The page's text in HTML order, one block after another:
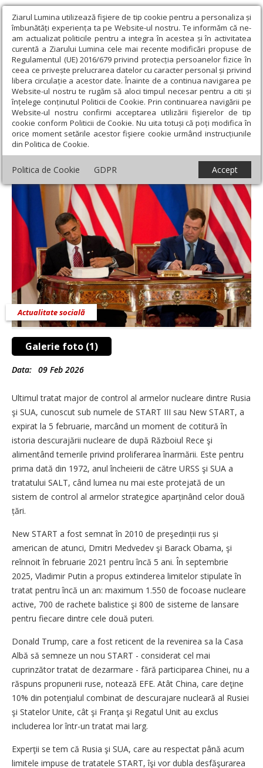
Ziarul Lumina utilizează fişiere de tip cookie pentru a personaliza și
îmbunătăți experiența ta pe Website-ul nostru. Te informăm că ne-
am actualizat politicile pentru a integra în acestea și în activitatea
curentă a Ziarului Lumina cele mai recente modificări propuse de
Regulamentul (UE) 2016/679 privind protecția persoanelor fizice în
ceea ce privește prelucrarea datelor cu caracter personal și privind
libera circulație a acestor date. Înainte de a continua navigarea pe
Website-ul nostru te rugăm să aloci timpul necesar pentru a citi și
înțelege conținutul Politicii de Cookie. Prin continuarea navigării pe
Website-ul nostru confirmi acceptarea utilizării fişierelor de tip
cookie conform Politicii de Cookie. Nu uita totuși că poți modifica în
orice moment setările acestor fişiere cookie urmând instrucțiunile
din Politica de Cookie.
Politica de Cookie GDPR Accept
Ziarul Lumina › Societate › Actualitate socială › Nici o limită
pentru arsenalele strategice rusești și americane
Nici o limită pentru arsenalele strategice
rusești și americane
Galerie foto (1)
Actualitate socială
Data: 09 Feb 2026
Ultimul tratat major de control al armelor nucleare dintre Rusia
şi SUA, cunoscut sub numele de START III sau New START, a
expirat la 5 februarie, marcând un moment de cotitură în
istoria descurajării nucleare de după Războiul Rece şi
alimentând temerile privind proliferarea înarmării. Este pentru
prima dată din 1972, anul încheierii de către URSS şi SUA a
tratatului SALT, când lumea nu mai este protejată de un
sistem de control al armelor strategice aparținând celor două
țări.
New START a fost semnat în 2010 de preşedinții rus și
american de atunci, Dmitri Medvedev şi Barack Obama, şi
reînnoit în februarie 2021 pentru încă 5 ani. În septembrie
2025, Vladimir Putin a propus extinderea limitelor stipulate în
tratat pentru încă un an: maximum 1.550 de focoase nucleare
active, 700 de rachete balistice şi 800 de sisteme de lansare
pentru fiecare dintre cele două puteri.
Donald Trump, care a fost reticent de la revenirea sa la Casa
Albă să semneze un nou START - considerat cel mai
cuprinzător tratat de dezarmare - fără participarea Chinei, nu a
răspuns propunerii ruse, notează EFE. Atât China, care deţine
10% din potenţialul combinat de descurajare nucleară al Rusiei
şi Statelor Unite, cât şi Franţa şi Regatul Unit au exclus
includerea lor într-un tratat mai larg.
Experţii se tem că Rusia şi SUA, care au respectat până acum
limitele impuse de tratatele START, îşi vor dubla desfăşurarea